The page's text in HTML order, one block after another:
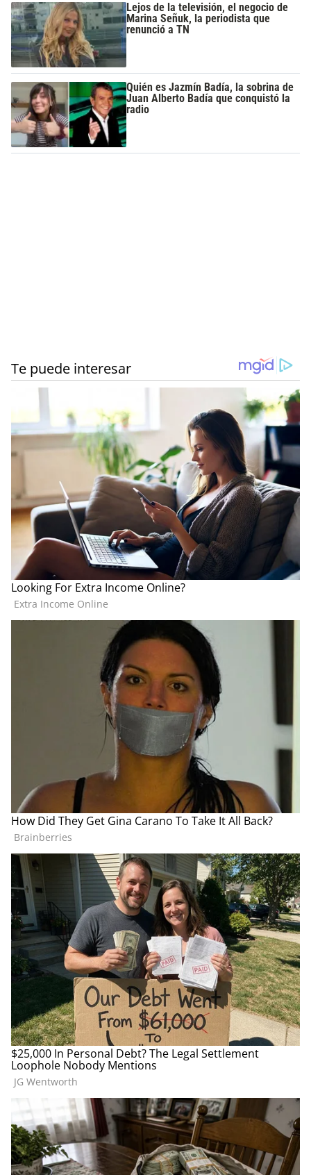
Lejos de la televisión, el negocio de
Marina Señuk, la periodista que
renunció a TN
Quién es Jazmín Badía, la sobrina de
Juan Alberto Badía que conquistó la
radio